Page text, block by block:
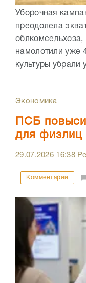
Уборочная
преодолела
намолотили уже
культуры убрали
Экономика
ПСБ
для физлиц
29.07.2026 16:38
Комментарии